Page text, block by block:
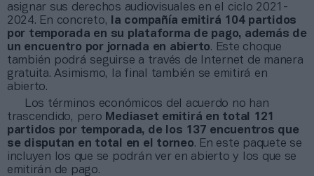
asignar sus derechos audiovisuales en el ciclo 2021-
2024. En concreto,
la compañía emitirá 104 partidos
por temporada en su plataforma de pago, además de
un encuentro por jornada en abierto. Este choque
también podrá seguirse a través de Internet de manera
gratuita. Asimismo, la final también se emitirá en
abierto.
Los términos económicos del acuerdo no han
trascendido, pero Mediaset emitirá en total 121
partidos por temporada, de los 137 encuentros que
se disputan en total en el torneo. En este paquete se
incluyen los que se podrán ver en abierto y los que se
emitirán de pago.